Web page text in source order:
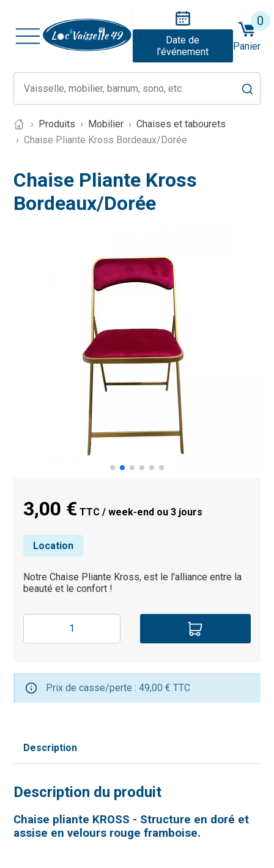
Date de
l'événement
0
Panier
Produits Mobilier
Chaises et tabourets
Chaise Pliante Kross Bordeaux/Dorée
Chaise Pliante Kross
Bordeaux/Dorée
3,00 € TTC / week-end ou 3 jours
Location
Notre Chaise Pliante Kross, est le l'alliance entre la
beauté et le confort !
Prix de casse/perte : 49,00 € TTC
Description
Description du produit
Chaise pliante KROSS - Structure en doré et
assise en velours rouge framboise.